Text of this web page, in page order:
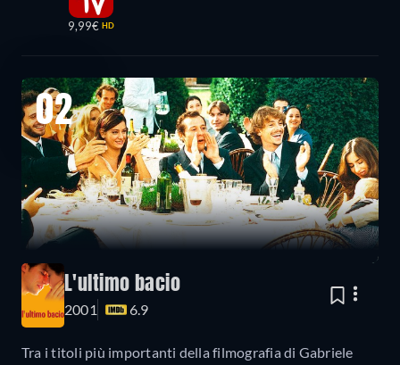
9,99€ HD
02
L'ultimo bacio
2001 6.9
Tra i titoli più importanti della filmografia di Gabriele